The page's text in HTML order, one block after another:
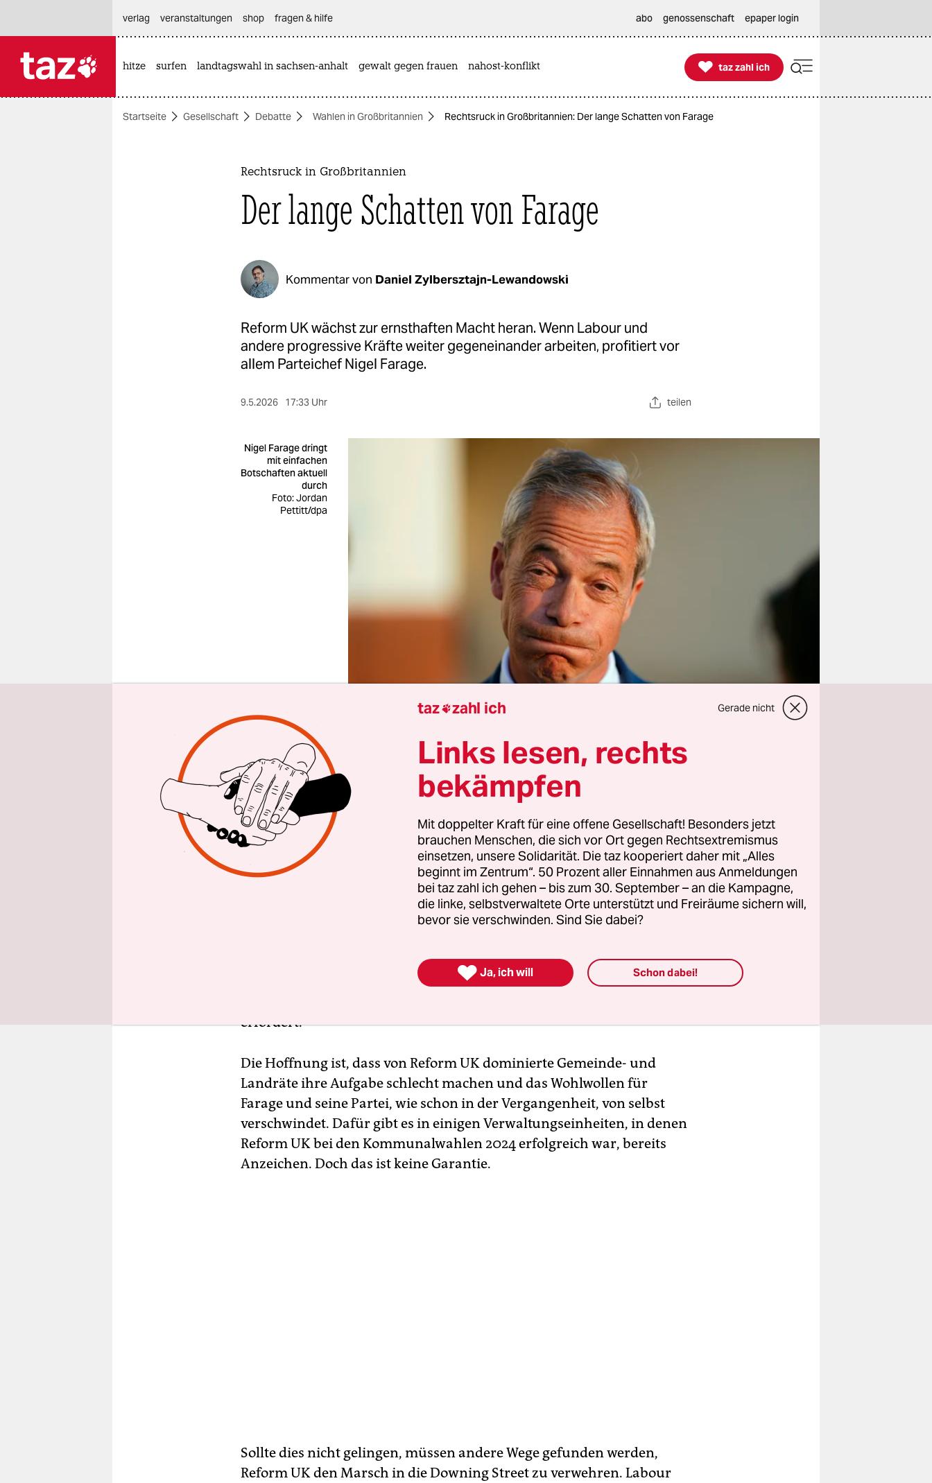
themen
verlag
veranstaltungen shop fragen & hilfe abo genossenschaft epaper login
hitze surfen landtagswahl in sachsen-anhalt gewalt gegen frauen nahost-konflikt 
taz zahl ich
taz zahl ich
Startseite Gesellschaft Debatte Wahlen in Großbritannien Rechtsruck in Großbritannien: Der lange Schatten von Farage
Rechtsruck in Großbritannien
Der lange Schatten von Farage
Kommentar von Daniel Zylbersztajn-Lewandowski
Reform UK wächst zur ernsthaften Macht heran. Wenn Labour und
andere progressive Kräfte weiter gegeneinander arbeiten, profitiert vor
allem Parteichef Nigel Farage.
9.5.2026 17:33 Uhr teilen
Nigel Farage dringt
mit einfachen
Botschaften aktuell
durch
Foto: Jordan
Pettitt/dpa
B ei den Wahlen am Donnerstag profilierte sich der 62-jährige
Brexit-Papst Nigel Farage mit seiner Partei Reform UK so stark
wie noch nie
. Seine Ambition, bald Premierminister zu werden,
wird damit immer realistischer. Aus Sicht der EU würde Farage nahezu
alle Bande mit dem Staatenbund zerreißen. Aber auch aus der
Perspektive eines Großbritanniens, das bisher eher seine Pluralität
mit nationalem Gesundheitssystem sowie der Einhaltung
internationaler Abkommen und Konventionen stand, stellt dies eine
erfordert.
Die Hoffnung ist, dass von Reform UK dominierte Gemeinde- und
Landräte ihre Aufgabe schlecht machen und das Wohlwollen für
Farage und seine Partei, wie schon in der Vergangenheit, von selbst
verschwindet. Dafür gibt es in einigen Verwaltungseinheiten, in denen
Reform UK bei den Kommunalwahlen 2024 erfolgreich war, bereits
Anzeichen. Doch das ist keine Garantie.
Sollte dies nicht gelingen, müssen andere Wege gefunden werden,
Reform UK den Marsch in die Downing Street zu verwehren. Labour
taz zahl ich Gerade nicht
Links lesen, rechts
bekämpfen
Mit doppelter Kraft für eine offene Gesellschaft! Besonders jetzt
brauchen Menschen, die sich vor Ort gegen Rechtsextremismus
einsetzen, unsere Solidarität. Die taz kooperiert daher mit „Alles
beginnt im Zentrum“. 50 Prozent aller Einnahmen aus Anmeldungen
bei taz zahl ich gehen – bis zum 30. September – an die Kampagne,
die linke, selbstverwaltete Orte unterstützt und Freiräume sichern will,
bevor sie verschwinden. Sind Sie dabei?
 Ja, ich will Schon dabei!